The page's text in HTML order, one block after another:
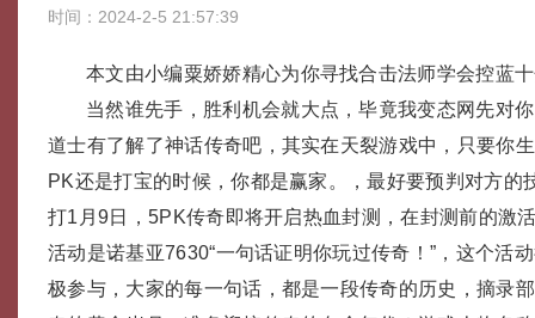
时间：2024-2-5 21:57:39
本文由小编粟娇娇精心为你寻找合击法师学会控蓝
当然谁先手，胜利机会就大点，毕竟我变态网先对
道士有了解了神话传奇吧，其实在天裂游戏中，只要你
PK还是打宝的时候，你都是赢家。，最好要预判对方的
打1月9日，5PK传奇即将开启热血封测，在封测前的激
活动是诺基亚7630“一句话证明你玩过传奇！”，这个活
极参与，大家的每一句话，都是一段传奇的历史，摘录